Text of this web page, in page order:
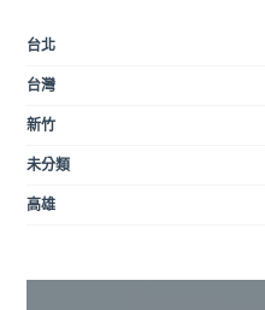
台北
台灣
新竹
未分類
高雄